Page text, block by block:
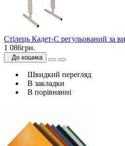
Стілець Кадет-С регульований за
1 086грн.
До кошика
Швидкий перегляд
В закладки
В порівнянні